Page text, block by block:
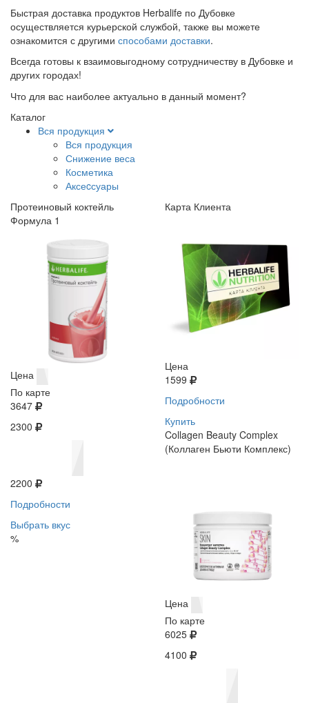
Быстрая доставка продуктов Herbalife по Дубовке
осуществляется курьерской службой, также вы можете
ознакомится с другими способами доставки.
Всегда готовы к взаимовыгодному сотрудничеству в Дубовке и
других городах!
Что для вас наиболее актуально в данный момент?
Каталог
Вся продукция
Вся продукция
Снижение веса
Косметика
Аксеcсуары
Протеиновый коктейль
Формула 1
Цена
По карте
3647
2300
2200
Подробности
Выбрать вкус
%
Карта Клиента
Цена
1599
Подробности
Купить
Collagen Beauty Complex
(Коллаген Бьюти Комплекс)
Цена
По карте
6025
4100